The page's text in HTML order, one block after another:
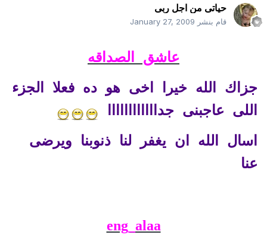
حياتى من اجل ربى
قام بنشر January 27, 2009
عاشق الصداقه
جزاك الله خيرا اخى هو ده فعلا الجزء
اللى عاجبنى جداااااااااااا
اسال الله ان يغفر لنا ذنوبنا ويرضى
عنا
eng_alaa